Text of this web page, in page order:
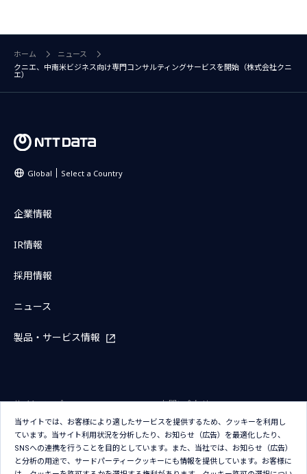
ホーム
ニュース
クニエ、中南米ビジネス向け専門コンサルティングサービスを開始（株式会社クニ
エ）
Global Select a Country
企業情報
IR情報
採用情報
ニュース
製品・サービス情報
サイトマップ
お問い合わせ
サイトのご利用条件
プライバシーポリシー
アクセシビリティポリシー
クッキー（Cookie）ポリシー
クッキー（Cookie）プリファレン
当サイトでは、お客様により適したサービスを提供するため、クッキーを利用し
ています。当サイト利用状況を分析したり、お知らせ（広告）を最適化したり、
SNSへの連携を行うことを目的としています。また、当社では、お知らせ（広告）
と分析の用途で、サードパーティークッキーにも情報を提供しています。お客様に